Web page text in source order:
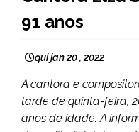
91 anos
qui jan 20 , 2022
A cantora e
tarde de quinta-feira,
anos de idade. A